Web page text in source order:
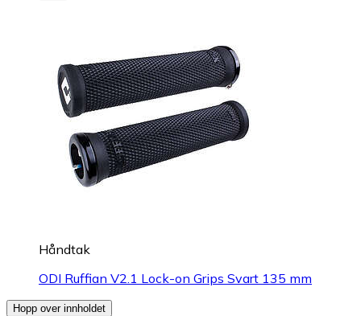
Håndtak
ODI Ruffian V2.1 Lock-on Grips Svart 135 mm
Hopp over innholdet